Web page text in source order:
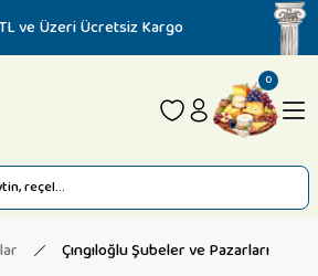
ve Üzeri Ücretsiz Kargo
0
Çıngıloğlu Şubeler ve Pazarları